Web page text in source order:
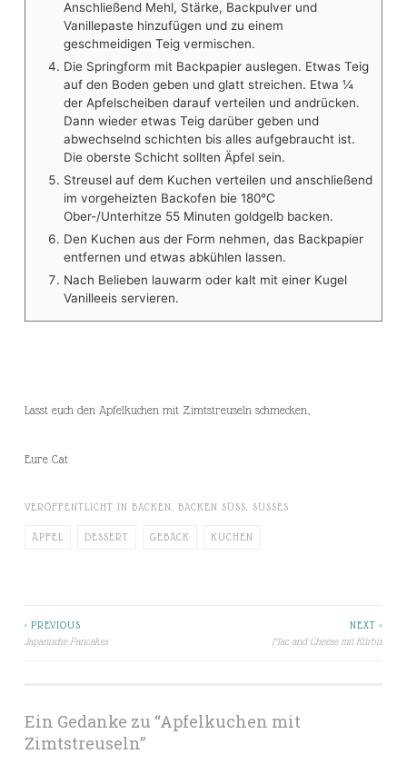
Anschließend Mehl, Stärke, Backpulver und
Vanillepaste hinzufügen und zu einem
geschmeidigen Teig vermischen.
Die Springform mit Backpapier auslegen. Etwas Teig
auf den Boden geben und glatt streichen. Etwa ¼
der Apfelscheiben darauf verteilen und andrücken.
Dann wieder etwas Teig darüber geben und
abwechselnd schichten bis alles aufgebraucht ist.
Die oberste Schicht sollten Äpfel sein.
Streusel auf dem Kuchen verteilen und anschließend
im vorgeheizten Backofen bie 180°C
Ober-/Unterhitze 55 Minuten goldgelb backen.
Den Kuchen aus der Form nehmen, das Backpapier
entfernen und etwas abkühlen lassen.
Nach Belieben lauwarm oder kalt mit einer Kugel
Vanilleeis servieren.
Lasst euch den Apfelkuchen mit Zimtstreuseln schmecken,
Eure Cat
VERÖFFENTLICHT IN BACKEN BACKEN SÜSS SÜSSES
ÄPFEL DESSERT GEBÄCK KUCHEN
Beitragsnavigation
< PREVIOUS
Japanische Pancakes
NEXT >
Mac and Cheese mit Kürbis
Ein Gedanke zu “Apfelkuchen mit
Zimtstreuseln”